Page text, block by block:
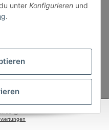
unter Konfigurieren und
.
11:00 - 18:30 Uhr
Events
ⓘ